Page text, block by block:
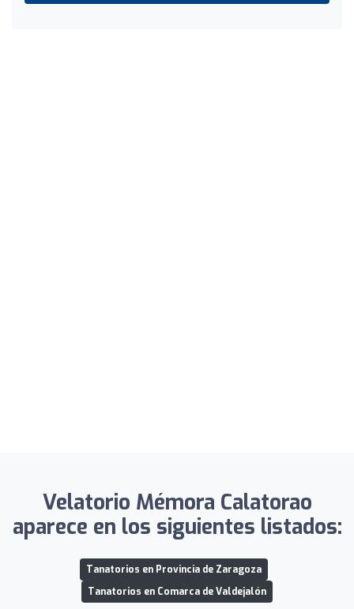
Velatorio Mémora Calatorao
aparece en los siguientes listados:
Tanatorios en Provincia de Zaragoza
Tanatorios en Comarca de Valdejalón